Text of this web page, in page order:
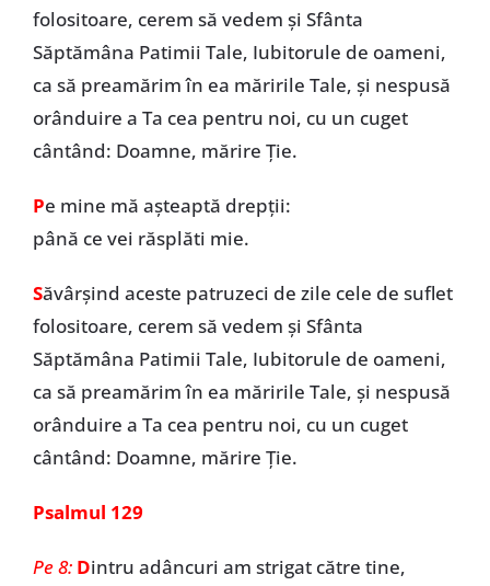
folositoare, cerem să vedem și Sfânta
Săptămâna Patimii Tale, Iubitorule de oameni,
ca să preamărim în ea măririle Tale, și nespusă
orânduire a Ta cea pentru noi, cu un cuget
cântând: Doamne, mărire Ție.
Pe mine mă așteaptă drepții:
până ce vei răsplăti mie.
Săvârșind aceste patruzeci de zile cele de suflet
folositoare, cerem să vedem și Sfânta
Săptămâna Patimii Tale, Iubitorule de oameni,
ca să preamărim în ea măririle Tale, și nespusă
orânduire a Ta cea pentru noi, cu un cuget
cântând: Doamne, mărire Ție.
Psalmul 129
Pe 8: Dintru adâncuri am strigat către tine,